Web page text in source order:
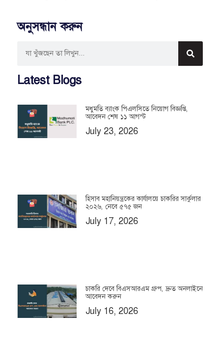
অনুসন্ধান করুন
Latest Blogs
মধুমতি ব্যাংক পিএলসিতে নিয়োগ বিজ্ঞপ্তি,
আবেদন শেষ ১১ আগস্ট
July 23, 2026
হিসাব মহানিয়ন্ত্রকের কার্যালয়ে চাকরির সার্কুলার
২০২৬, নেবে ৫৭৫ জন
July 17, 2026
চাকরি দেবে বিএসআরএম গ্রুপ, দ্রুত অনলাইনে
আবেদন করুন
July 16, 2026